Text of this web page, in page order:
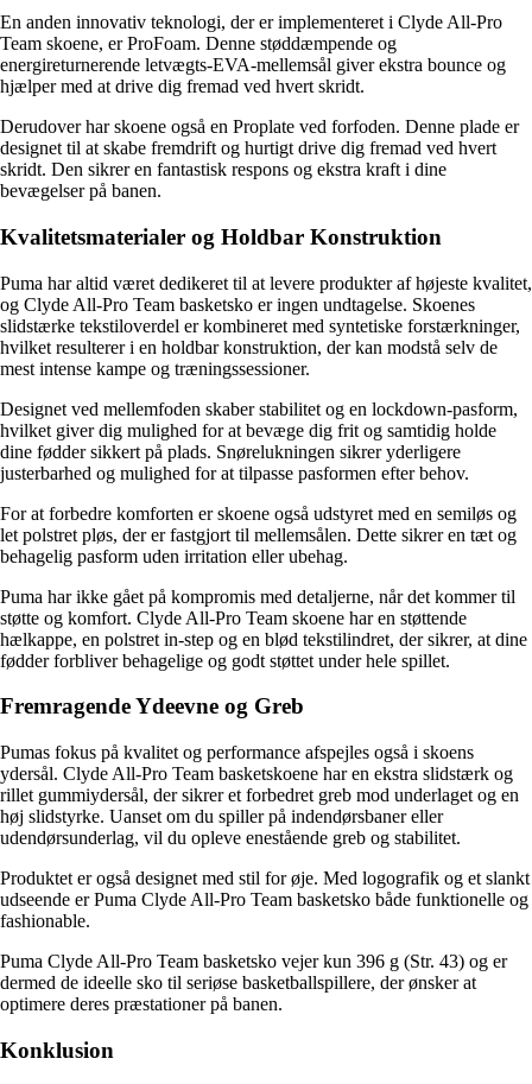
En anden innovativ teknologi, der er implementeret i Clyde All-Pro
Team skoene, er ProFoam. Denne støddæmpende og
energireturnerende letvægts-EVA-mellemsål giver ekstra bounce og
hjælper med at drive dig fremad ved hvert skridt.
Derudover har skoene også en Proplate ved forfoden. Denne plade er
designet til at skabe fremdrift og hurtigt drive dig fremad ved hvert
skridt. Den sikrer en fantastisk respons og ekstra kraft i dine
bevægelser på banen.
Kvalitetsmaterialer og Holdbar Konstruktion
Puma har altid været dedikeret til at levere produkter af højeste kvalitet,
og Clyde All-Pro Team basketsko er ingen undtagelse. Skoenes
slidstærke tekstiloverdel er kombineret med syntetiske forstærkninger,
hvilket resulterer i en holdbar konstruktion, der kan modstå selv de
mest intense kampe og træningssessioner.
Designet ved mellemfoden skaber stabilitet og en lockdown-pasform,
hvilket giver dig mulighed for at bevæge dig frit og samtidig holde
dine fødder sikkert på plads. Snørelukningen sikrer yderligere
justerbarhed og mulighed for at tilpasse pasformen efter behov.
For at forbedre komforten er skoene også udstyret med en semiløs og
let polstret pløs, der er fastgjort til mellemsålen. Dette sikrer en tæt og
behagelig pasform uden irritation eller ubehag.
Puma har ikke gået på kompromis med detaljerne, når det kommer til
støtte og komfort. Clyde All-Pro Team skoene har en støttende
hælkappe, en polstret in-step og en blød tekstilindret, der sikrer, at dine
fødder forbliver behagelige og godt støttet under hele spillet.
Fremragende Ydeevne og Greb
Pumas fokus på kvalitet og performance afspejles også i skoens
ydersål. Clyde All-Pro Team basketskoene har en ekstra slidstærk og
rillet gummiydersål, der sikrer et forbedret greb mod underlaget og en
høj slidstyrke. Uanset om du spiller på indendørsbaner eller
udendørsunderlag, vil du opleve enestående greb og stabilitet.
Produktet er også designet med stil for øje. Med logografik og et slankt
udseende er Puma Clyde All-Pro Team basketsko både funktionelle og
fashionable.
Puma Clyde All-Pro Team basketsko vejer kun 396 g (Str. 43) og er
dermed de ideelle sko til seriøse basketballspillere, der ønsker at
optimere deres præstationer på banen.
Konklusion